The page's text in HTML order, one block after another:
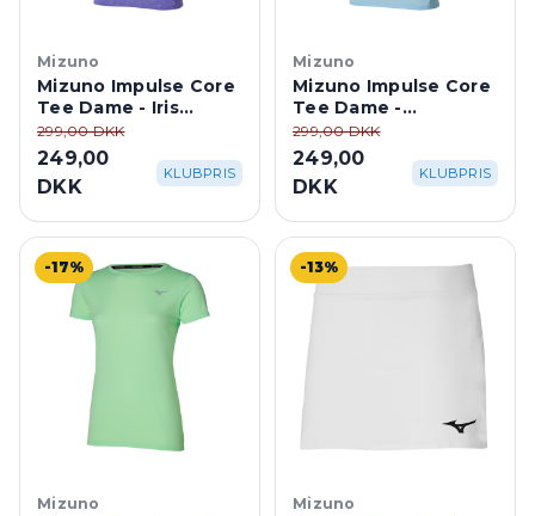
Mizuno
Mizuno Impulse Core
Tee Dame - Iris
Bloom
299,00 DKK
249,00
DKK
KLUBPRIS
Mizuno
Mizuno Impulse Core
Tee Dame -
Nantucket Breeze
299,00 DKK
249,00
DKK
KLUBPRIS
-17%
Mizuno
-13%
Mizuno